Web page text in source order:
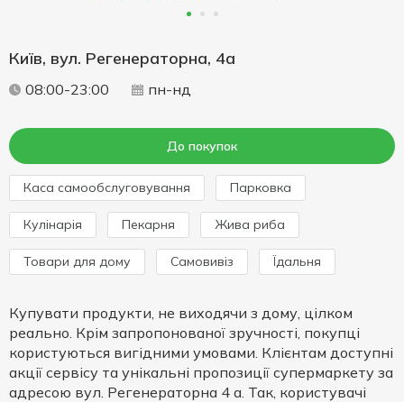
Київ, вул. Регенераторна, 4а
08:00-23:00 пн-нд
До покупок
Каса самообслуговування Парковка
Кулінарія Пекарня Жива риба
Товари для дому Самовивіз Їдальня
Купувати продукти, не виходячи з дому, цілком
реально. Крім запропонованої зручності, покупці
користуються вигідними умовами. Клієнтам доступні
акції сервісу та унікальні пропозиції супермаркету за
адресою вул. Регенераторна 4 а. Так, користувачі